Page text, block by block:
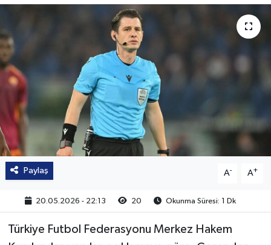
Paylaş A- A+
20.05.2026 - 22:13 20 Okunma Süresi: 1 Dk
Türkiye Futbol Federasyonu Merkez Hakem